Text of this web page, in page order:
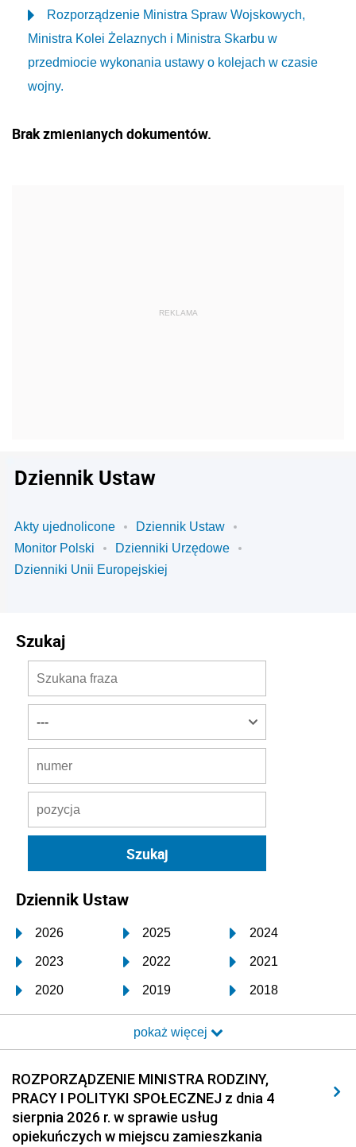
Rozporządzenie Ministra Spraw Wojskowych,
Ministra Kolei Żelaznych i Ministra Skarbu w
przedmiocie wykonania ustawy o kolejach w czasie
wojny.
Brak zmienianych dokumentów.
Dziennik Ustaw
Akty ujednolicone
Dziennik Ustaw
Monitor Polski
Dzienniki Urzędowe
Dzienniki Unii Europejskiej
Szukaj
Dziennik Ustaw
2026 2025 2024
2023 2022 2021
2020 2019 2018
2017 2016 2015
2014 2013 2012
2011 2010 2009
2008 2007 2006
2005 2004 2003
pokaż więcej
ROZPORZĄDZENIE MINISTRA RODZINY,
PRACY I POLITYKI SPOŁECZNEJ z dnia 4
sierpnia 2026 r. w sprawie usług
opiekuńczych w miejscu zamieszkania